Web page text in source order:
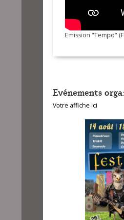
Emission "Tempo"
Evénements
Votre affiche ici